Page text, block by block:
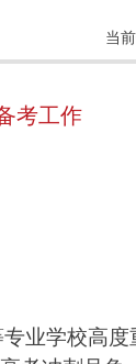
当
考工作
业学校高